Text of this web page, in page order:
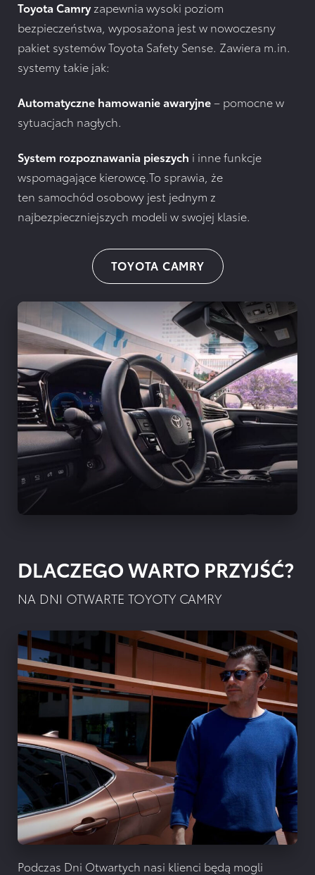
Toyota Camryzapewnia wysoki poziom
bezpieczeństwa, wyposażona jest w nowoczesny
pakiet systemów Toyota Safety Sense. Zawiera m.in.
systemy takie jak:
Automatyczne hamowanie awaryjne– pomocne w
sytuacjach nagłych.
System rozpoznawania pieszych i inne funkcje
wspomagające kierowcę.To sprawia, że
ten samochód osobowy jest jednym z
najbezpieczniejszych modeli w swojej klasie.
TOYOTA CAMRY
DLACZEGO WARTO PRZYJŚĆ?
NA DNI OTWARTE TOYOTY CAMRY
Podczas Dni Otwartych nasi klienci będą mogli